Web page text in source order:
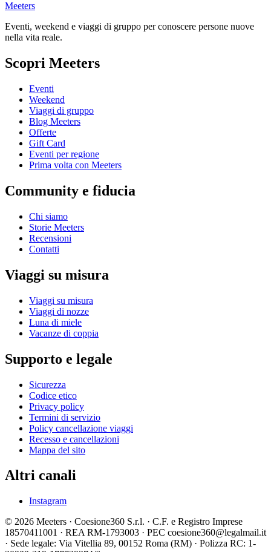
Meeters
Eventi, weekend e viaggi di gruppo per conoscere persone nuove
nella vita reale.
Scopri Meeters
Eventi
Weekend
Viaggi di gruppo
Blog Meeters
Offerte
Gift Card
Eventi per regione
Prima volta con Meeters
Community e fiducia
Chi siamo
Storie Meeters
Recensioni
Contatti
Viaggi su misura
Viaggi su misura
Viaggi di nozze
Luna di miele
Vacanze di coppia
Supporto e legale
Sicurezza
Codice etico
Privacy policy
Termini di servizio
Policy cancellazione viaggi
Recesso e cancellazioni
Mappa del sito
Altri canali
Instagram
© 2026 Meeters · Coesione360 S.r.l. · C.F. e Registro Imprese
18570411001 · REA RM-1793003 · PEC coesione360@legalmail.it
· Sede legale: Via Vitellia 89, 00152 Roma (RM) · Polizza RC: 1-